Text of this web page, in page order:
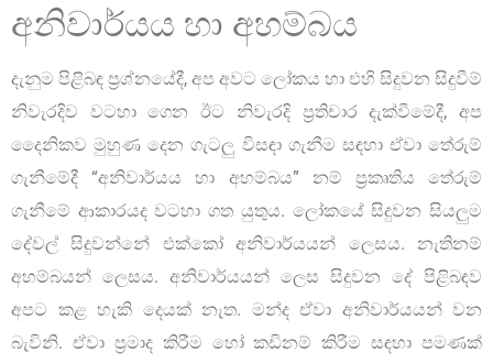
අනිවාර්යය හා අහම්බය
දැනුම පිළිබඳ ප්‍රශ්නයේදී, අප අවට ලෝකය හා එහි සිදුවන සිදුවීම්
නිවැරදිව වටහා ගෙන ඊට නිවැරදි ප්‍රතිචාර දැක්වීමේදී, අප
දෛනිකව මුහුණ දෙන ගැටලු විසඳා ගැනීම සඳහා ඒවා තේරුම්
ගැනීමේදී “අනිවාර්යය හා අහම්බය” නම් ප්‍රකෘතිය තේරුම්
ගැනීමේ ආකාරයද වටහා ගත යුතුය. ලෝකයේ සිදුවන සියලුම
දේවල් සිදුවන්නේ එක්කෝ අනිවාර්යයන් ලෙසය. නැතිනම්
අහම්බයන් ලෙසය. අනිවාර්යයන් ලෙස සිදුවන දේ පිළිබඳව
අපට කළ හැකි දෙයක් නැත. මන්ද ඒවා අනිවාර්යයන් වන
බැවිනි. ඒවා ප්‍රමාද කිරීම හෝ කඩිනම් කිරීම සඳහා පමණක්